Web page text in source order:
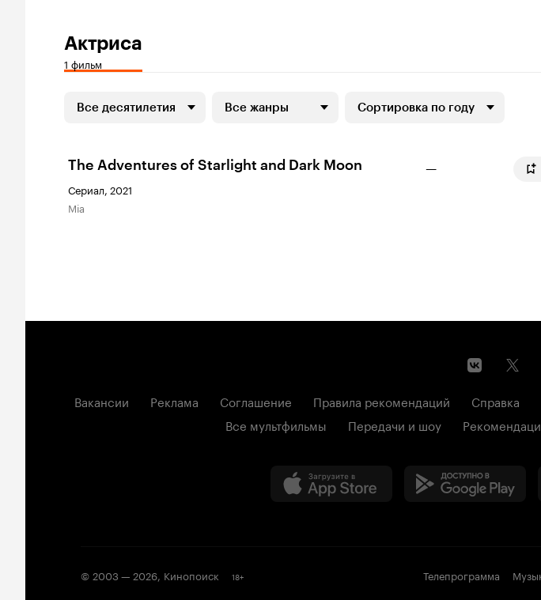
Актриса
1 фильм
Все десятилетия Все жанры Сортировка по году
The Adventures of Starlight and Dark Moon
Сериал, 2021
Mia
—
Вакансии Реклама Соглашение Правила рекомендаций Справка
Все мультфильмы
Передачи и шоу
© 2003 —2026, Кинопоиск 18+ Телепрограмма